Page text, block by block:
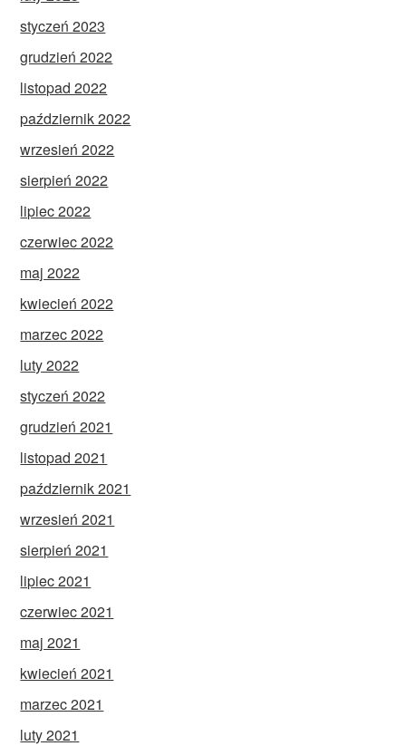
styczeń 2023
grudzień 2022
listopad 2022
październik 2022
wrzesień 2022
sierpień 2022
lipiec 2022
czerwiec 2022
maj 2022
kwiecień 2022
marzec 2022
luty 2022
styczeń 2022
grudzień 2021
listopad 2021
październik 2021
wrzesień 2021
sierpień 2021
lipiec 2021
czerwiec 2021
maj 2021
kwiecień 2021
marzec 2021
luty 2021